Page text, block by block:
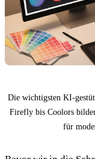
Die wichtigsten KI-
Firefly bis Coolors
für